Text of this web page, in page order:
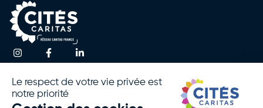
Notre
Association
Presse
Contactez-nous
!